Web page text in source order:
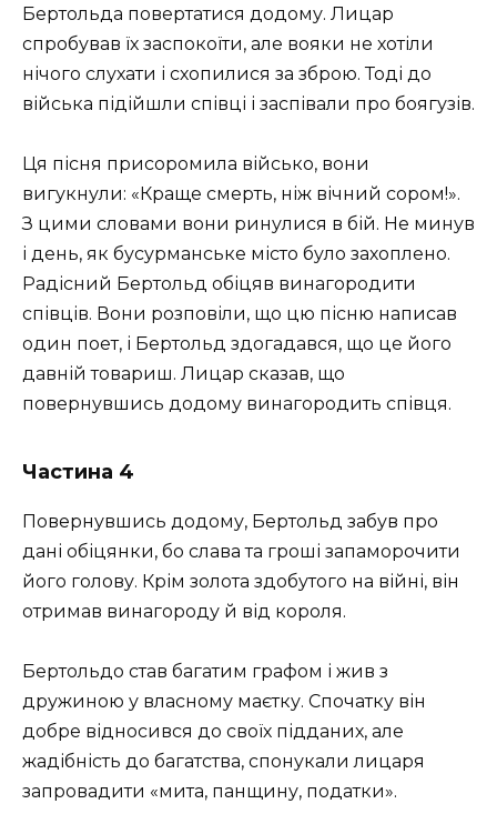
Бертольда повертатися додому. Лицар
спробував їх заспокоїти, але вояки не хотіли
нічого слухати і схопилися за зброю. Тоді до
війська підійшли співці і заспівали про боягузів.
Ця пісня присоромила військо, вони
вигукнули: «Краще смерть, ніж вічний сором!».
З цими словами вони ринулися в бій. Не минув
і день, як бусурманське місто було захоплено.
Радісний Бертольд обіцяв винагородити
співців. Вони розповіли, що цю пісню написав
один поет, і Бертольд здогадався, що це його
давній товариш. Лицар сказав, що
повернувшись додому винагородить співця.
Частина 4
Повернувшись додому, Бертольд забув про
дані обіцянки, бо слава та гроші запаморочити
його голову. Крім золота здобутого на війні, він
отримав винагороду й від короля.
Бертольдо став багатим графом і жив з
дружиною у власному маєтку. Спочатку він
добре відносився до своїх підданих, але
жадібність до багатства, спонукали лицаря
запровадити «мита, панщину, податки».